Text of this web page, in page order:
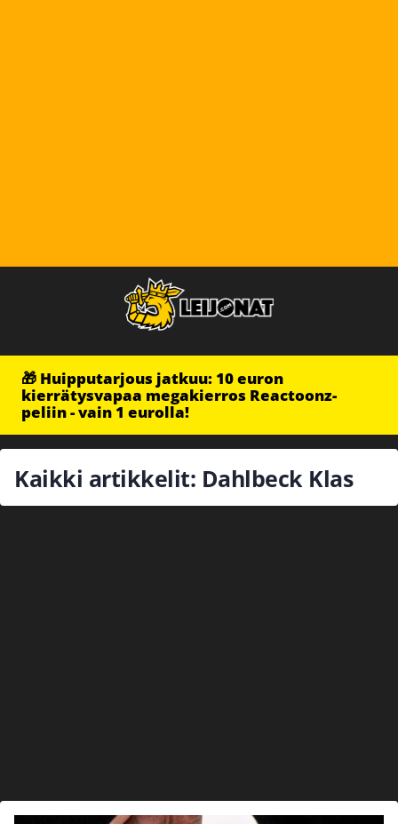
🎁 Huipputarjous jatkuu: 10 euron
kierrätysvapaa megakierros Reactoonz-
peliin - vain 1 eurolla!
Kaikki artikkelit: Dahlbeck Klas